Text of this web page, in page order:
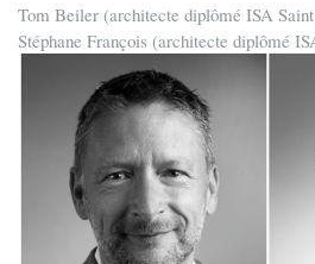
Tom Beiler (architecte diplômé ISA
Stéphane François (architecte diplômé